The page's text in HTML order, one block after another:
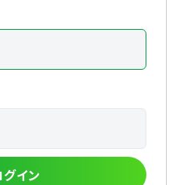
グイン